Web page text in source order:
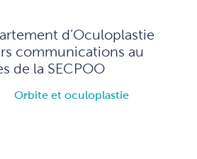
d’Oculoplastie
communications au
de la SECPOO
Orbite et oculoplastie